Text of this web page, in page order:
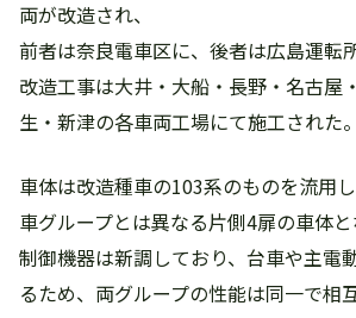
両が改造され、
前者は奈良電車区に、後者は広島運転
改造工事は大井・大船・長野・名古屋
生・新津の各車両工場にて施工された。
車体は改造種車の103系のものを流用
車グループとは異なる片側4扉の車体と
制御機器は新調しており、台車や主電
るため、両グループの性能は同一で相